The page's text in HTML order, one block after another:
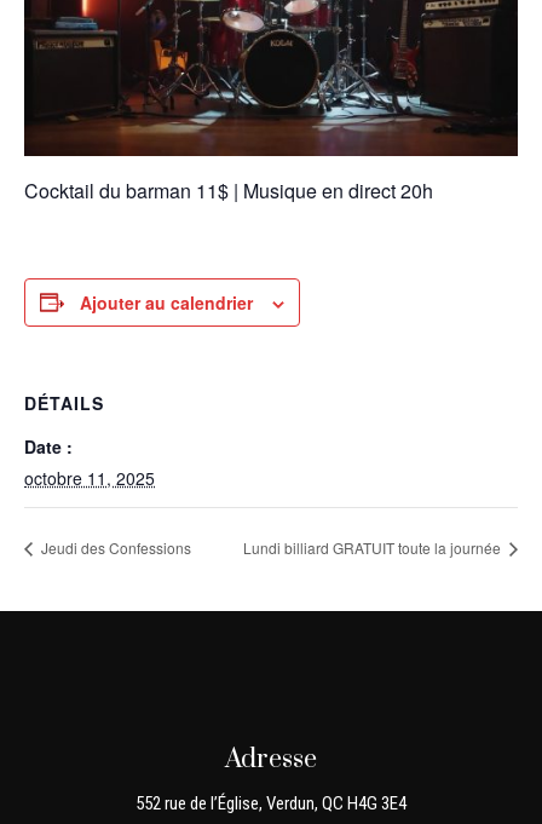
Cocktail du barman 11$ | Musique en direct 20h
Ajouter au calendrier
DÉTAILS
Date :
octobre 11, 2025
Jeudi des Confessions Lundi billiard GRATUIT toute la journée
Adresse
552 rue de l’Église, Verdun, QC H4G 3E4